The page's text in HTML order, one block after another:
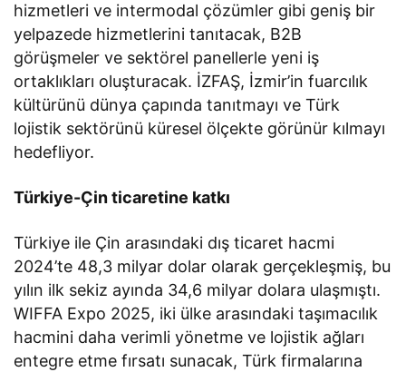
hizmetleri ve intermodal çözümler gibi geniş bir
yelpazede hizmetlerini tanıtacak, B2B
görüşmeler ve sektörel panellerle yeni iş
ortaklıkları oluşturacak. İZFAŞ, İzmir’in fuarcılık
kültürünü dünya çapında tanıtmayı ve Türk
lojistik sektörünü küresel ölçekte görünür kılmayı
hedefliyor.
Türkiye-Çin ticaretine katkı
Türkiye ile Çin arasındaki dış ticaret hacmi
2024’te 48,3 milyar dolar olarak gerçekleşmiş, bu
yılın ilk sekiz ayında 34,6 milyar dolara ulaşmıştı.
WIFFA Expo 2025, iki ülke arasındaki taşımacılık
hacmini daha verimli yönetme ve lojistik ağları
entegre etme fırsatı sunacak, Türk firmalarına